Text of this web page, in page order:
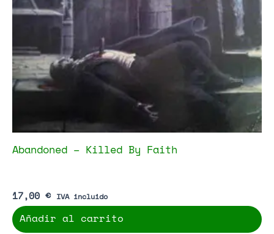
Abandoned – Killed By Faith
17,00 € IVA incluido
Añadir al carrito